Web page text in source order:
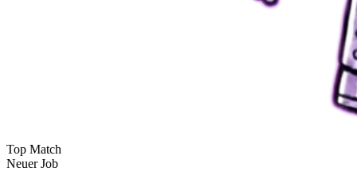
Top Match
Neuer Job